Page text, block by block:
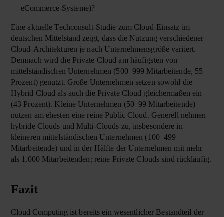
eCommerce-Systeme)?
Eine aktuelle Techconsult-Studie zum Cloud-Einsatz im
deutschen Mittelstand zeigt, dass die Nutzung verschiedener
Cloud-Architekturen je nach Unternehmensgröße variiert.
Demnach wird die Private Cloud am häufigsten von
mittelständischen Unternehmen (500–999 Mitarbeitende, 55
Prozent) genutzt. Große Unternehmen setzen sowohl die
Hybrid Cloud als auch die Private Cloud gleichermaßen ein
(43 Prozent). Kleine Unternehmen (50–99 Mitarbeitende)
nutzen am ehesten eine reine Public Cloud. Generell nehmen
hybride Clouds und Multi-Clouds zu, insbesondere in
kleineren mittelständischen Unternehmen (100–499
Mitarbeitende) und in der Hälfte der Unternehmen mit mehr
als 1.000 Mitarbeitenden; reine Private Clouds sind rückläufig.
Fazit
Cloud Computing ist bereits ein wesentlicher Bestandteil der